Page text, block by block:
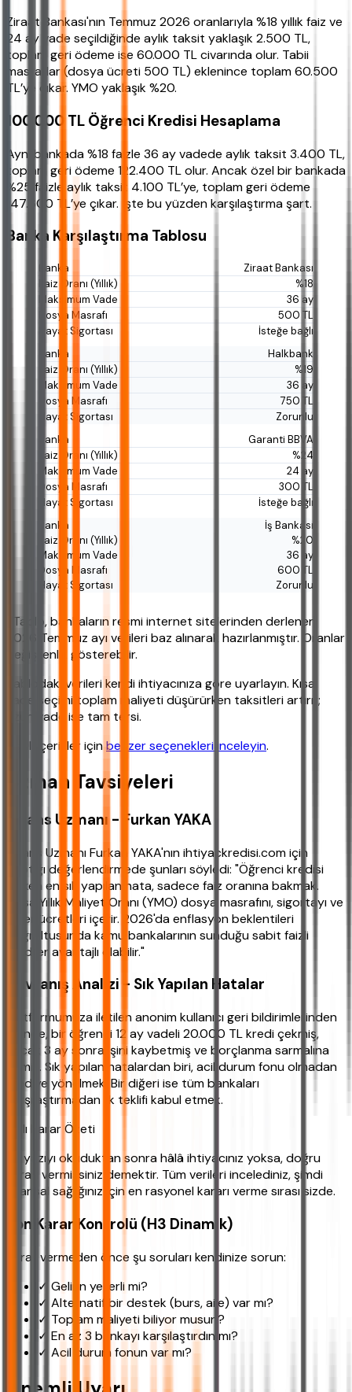
Ziraat Bankası'nın Temmuz 2026 oranlarıyla %18 yıllık faiz ve
24 ay vade seçildiğinde aylık taksit yaklaşık 2.500 TL,
toplam geri ödeme ise 60.000 TL civarında olur. Tabii
masraflar (dosya ücreti 500 TL) eklenince toplam 60.500
TL’ye çıkar. YMO yaklaşık %20.
100.000 TL Öğrenci Kredisi Hesaplama
Aynı bankada %18 faizle 36 ay vadede aylık taksit 3.400 TL,
toplam geri ödeme 122.400 TL olur. Ancak özel bir bankada
%25 faizle aylık taksit 4.100 TL’ye, toplam geri ödeme
147.600 TL’ye çıkar. İşte bu yüzden karşılaştırma şart.
Banka Karşılaştırma Tablosu
Ziraat Bankası
%18
36 ay
500 TL
İsteğe bağlı
Halkbank
%19
36 ay
750 TL
Zorunlu
Garanti BBVA
%24
24 ay
300 TL
İsteğe bağlı
İş Bankası
%20
36 ay
600 TL
Zorunlu
*Tablo, bankaların resmi internet sitelerinden derlenen
2026 Temmuz ayı verileri baz alınarak hazırlanmıştır. Oranlar
değişkenlik gösterebilir.
Tablodaki verileri kendi ihtiyacınıza göre uyarlayın. Kısa
vade seçimi toplam maliyeti düşürürken taksitleri artırır;
uzun vade ise tam tersi.
İlişkili içerikler içinbenzer seçenekleri inceleyin.
Uzman Tavsiyeleri
Finans Uzmanı - Furkan YAKA
Finans Uzmanı Furkan YAKA'nın ihtiyackredisi.com için
yaptığı değerlendirmede şunları söyledi: "Öğrenci kredisi
alırken en sık yapılan hata, sadece faiz oranına bakmak.
Oysa Yıllık Maliyet Oranı (YMO) dosya masrafını, sigortayı ve
diğer ücretleri içerir. 2026'da enflasyon beklentileri
doğrultusunda kamu bankalarının sunduğu sabit faizli
krediler avantajlı olabilir."
Davranış Analizi - Sık Yapılan Hatalar
Platformumuza iletilen anonim kullanıcı geri bildirimlerinden
birinde, bir öğrenci 12 ay vadeli 20.000 TL kredi çekmiş,
ancak 3 ay sonra işini kaybetmiş ve borçlanma sarmalına
girmiş. Sık yapılan hatalardan biri, acil durum fonu olmadan
krediye yönelmek. Bir diğeri ise tüm bankaları
karşılaştırmadan ilk teklifi kabul etmek.
Hızlı Karar Özeti
Bu yazıyı okuduktan sonra hâlâ ihtiyacınız yoksa, doğru
kararı vermişsiniz demektir. Tüm verileri incelediniz, şimdi
finansal sağlığınız için en rasyonel kararı verme sırası sizde.
Son Karar Kontrolü (H3 Dinamik)
Karar vermeden önce şu soruları kendinize sorun:
✓ Gelirin yeterli mi?
✓ Alternatif bir destek (burs, aile) var mı?
✓ Toplam maliyeti biliyor musun?
✓ En az 3 bankayı karşılaştırdın mı?
✓ Acil durum fonun var mı?